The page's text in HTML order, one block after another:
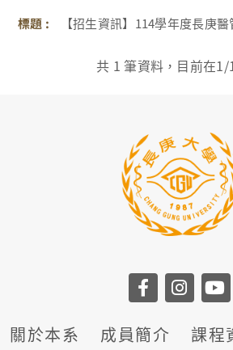
【招生資訊】114學年度長庚
共 1 筆資料，目前在1/
關於本系 成員簡介 課程